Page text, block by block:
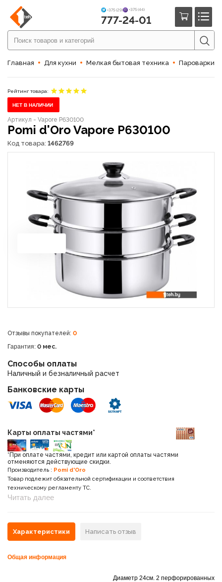
+375 (29) +375 (44)
777-24-01
Главная Для кухни Мелкая бытовая техника Пароварки,
Рейтинг товара:
НЕТ В НАЛИЧИИ
Артикул - Vapore P630100
Pomi d'Oro Vapore P630100
Код товара: 1462769
Отзывы покупателей: 0
Гарантия: 0 мес.
Способы оплаты
Наличный и безналичный расчет
Банковские карты
Карты оплаты частями*
*При оплате частями, кредит или картой оплаты частями
отменяются действующие скидки.
Производитель : Pomi d'Oro
Товар подлежит обязательной сертификации и соответствия
техническому регламенту ТС.
Читать далее
Характеристики Написать отзыв
Общая информация
Диаметр 24см. 2 перфорированных